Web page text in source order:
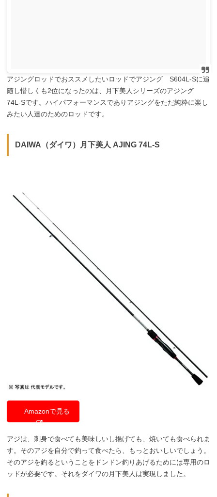
アジングロッドでおススメしたいロッドでアジング S604L-Sに追
随し惜しくも2位になったのは、月下美人シリーズのアジング
74L-Sです。ハイパフォーマンスでありアジングをただ純粋に楽し
みたい人達のためのロッドです。
DAIWA（ダイワ）月下美人 AJING 74L-S
Amazonで見る
アジは、刺身で食べても美味しいし揚げても、焼いても食べられま
す。そのアジを自分で釣って食べたら、もっとおいしいでしょう。
そのアジを釣るということをドンドン釣りあげるためには専用のロ
ッドが必要です。それをダイワの月下美人は実現しました。